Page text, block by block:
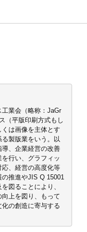
業会（略称：JaGr
（平版印刷方式もし
は画像を主体とす
製版業をいう。以
、企業経営の改善
行い、グラフィッ
、経営の高度化等
推進やJIS Q 15001
図ることにより、
上を図り、もって
の創造に寄与する